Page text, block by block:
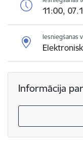
11:00,
Iesniegšanas
Informācija